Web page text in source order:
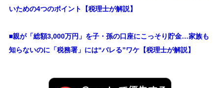
いための4つのポイント【税理士が解説】
■親が「総額3,000万円」を子・孫の口座にこっそり貯金…家族も
知らないのに「税務署」には“バレる”ワケ【税理士が解説】